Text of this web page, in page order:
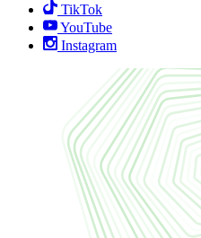
TikTok
YouTube
Instagram